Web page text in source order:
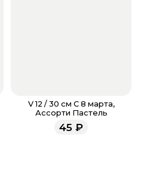
V 12 / 30 см С 8 марта,
Ассорти Пастель
45 ₽